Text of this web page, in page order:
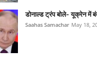
डोनाल्ड ट्रंप बोले- यूक्रेन में
Saahas Samachar May 18,